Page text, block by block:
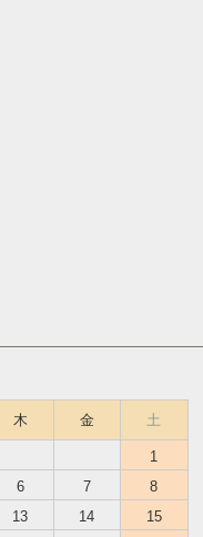
木 金 土
1
6 7
8
13 14
15